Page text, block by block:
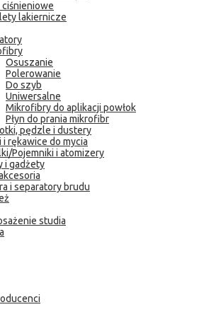
ciśnieniowe
lakiernicze
Osuszanie
Polerowanie
Do szyb
Uniwersalne
Mikrofibry do aplikacji powłok
Płyn do prania mikrofibr
pędzle i dustery
i rękawice do mycia
Pojemniki i atomizery
i gadżety
i separatory brudu
studia